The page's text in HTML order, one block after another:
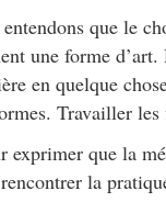
que le
une forme
en quelque
Travailler
que la
la